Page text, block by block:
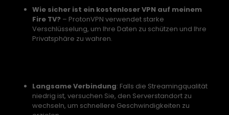
Wie sicher ist ein kostenloser VPN auf meinem
Fire TV? – ProtonVPN verwendet starke
Verschlüsselung, um Ihre Daten zu schützen und Ihre
Privatsphäre zu wahren.
Langsame Verbindung: Falls die Streamingqualität
niedrig ist, versuchen Sie, den Serverstandort zu
wechseln, um schnellere Geschwindigkeiten zu